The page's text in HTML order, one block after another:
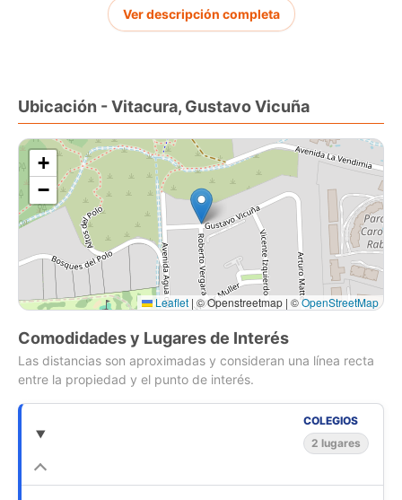
La orientación de la casa es Norte, lo que garantiza una buena
vivienda.
Con un diseño de tres pisos, esta casa ofrece amplios
espacios interiores y una distribución funcional, perfecta para
familias que buscan comodidad y privacidad. Además, su
ubicación en un barrio residencial tranquilo y seguro, la
convierte en una excelente opción para disfrutar de un
entorno apacible en la ciudad. No pierdas la oportunidad de
conocer esta propiedad. Contáctanos para más información!
Ver descripción completa
Ubicación - Vitacura, Gustavo Vicuña
+
−
Leaflet | © Openstreetmap | ©OpenStreetMap
Comodidades y Lugares de Interés
Las distancias son aproximadas y consideran una línea recta
entre la propiedad y el punto de interés.
COLEGIOS
2 lugares